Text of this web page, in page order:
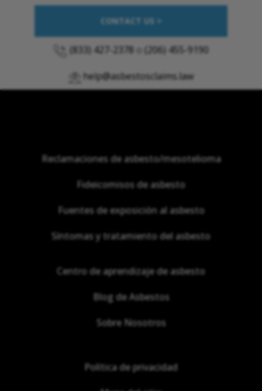
CONTACT US >
(833) 427-2378 (206) 455-9190
help@asbestosclaims.law
Reclamaciones de asbesto/mesotelioma
Fideicomisos de asbesto
Fuentes de exposición al asbesto
Síntomas y tratamiento del asbesto
Centro de aprendizaje de asbesto
Blog de Asbestos
Sobre Nosotros
Política de privacidad